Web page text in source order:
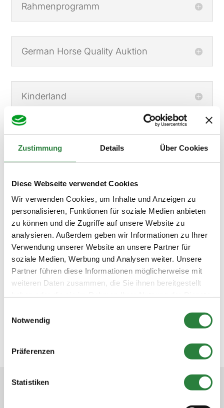
Zustimmung Details Über Cookies
Diese Webseite verwendet Cookies
Wir verwenden Cookies, um Inhalte und Anzeigen zu
personalisieren, Funktionen für soziale Medien anbieten
zu können und die Zugriffe auf unsere Website zu
analysieren. Außerdem geben wir Informationen zu Ihrer
Verwendung unserer Website an unsere Partner für
soziale Medien, Werbung und Analysen weiter. Unsere
Partner führen diese Informationen möglicherweise mit
weiteren Daten zusammen, die Sie ihnen bereitgestellt
Notwendig
Präferenzen
Statistiken
Rahmenprogramm
German Horse Quality Auktion
Kinderland
Ausstellerbereich: Shoppen, Essen
und Trinken
Informationen für Personen mit
Behinderung